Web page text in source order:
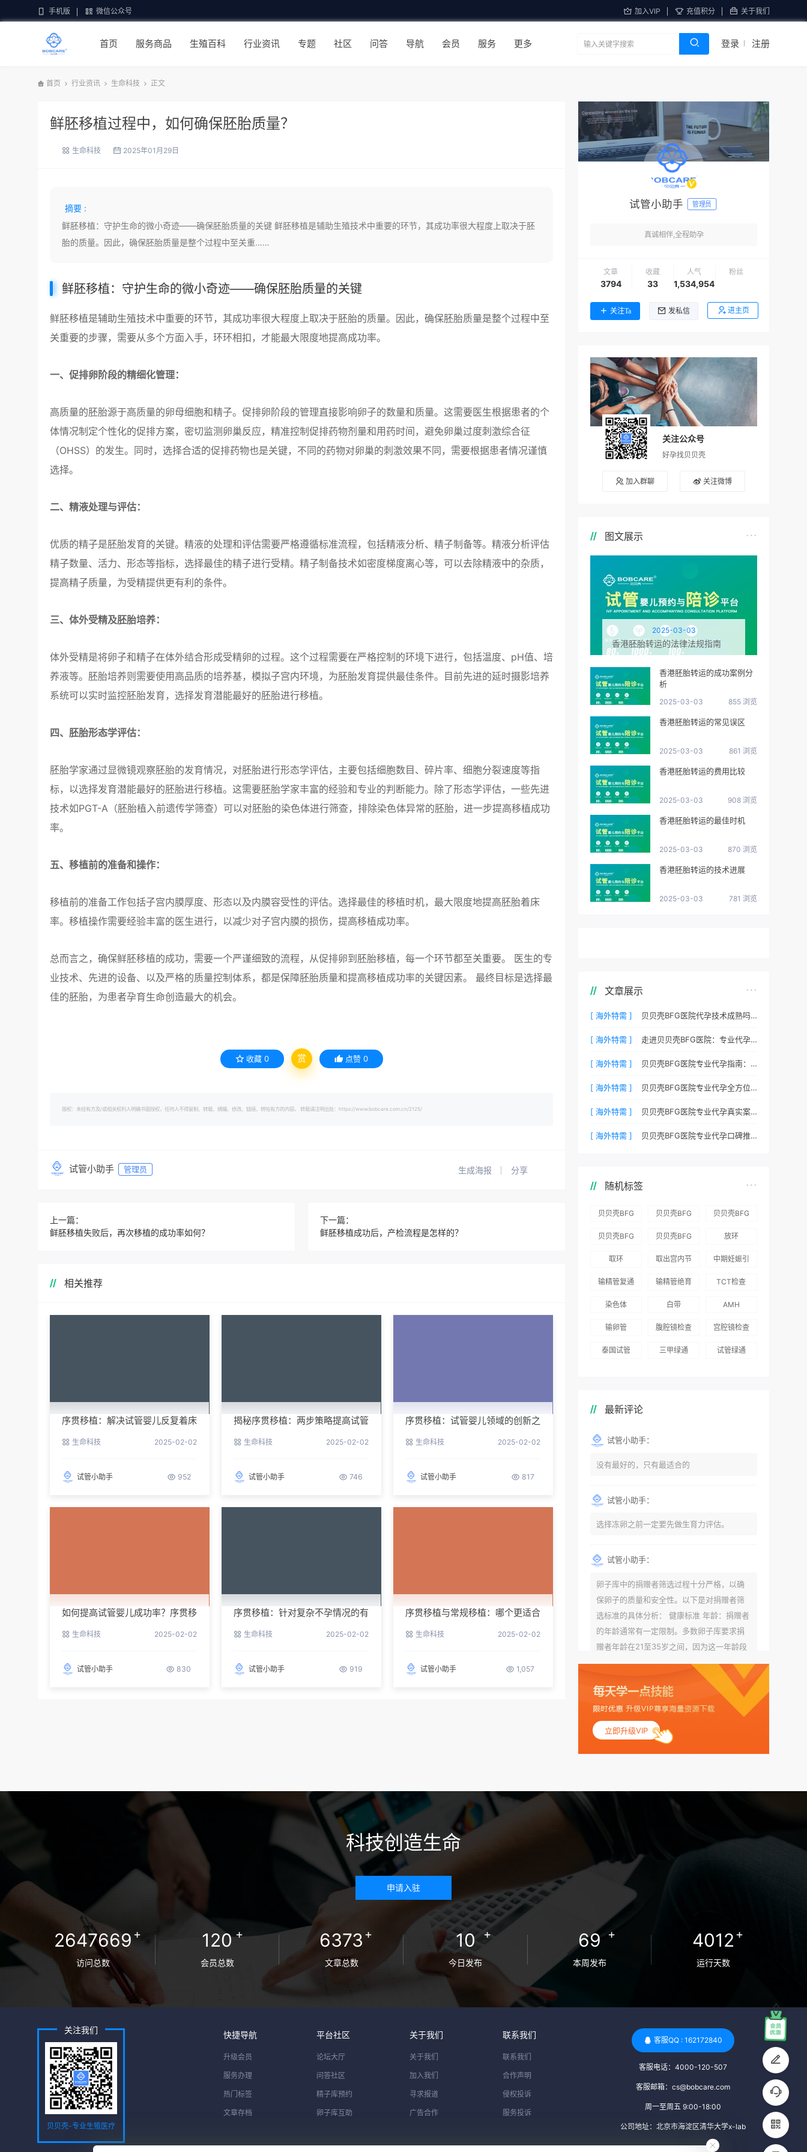
手机版 微信公众号 加入VIP 充值积分 关于我们
首页 服务商品 生殖百科 行业资讯 专题 社区 问答 导航 会员 服务 更多 登录 注册
首页 行业资讯 生命科技 正文
鲜胚移植过程中，如何确保胚胎质量？
生命科技 2025年01月29日
摘要 :
鲜胚移植：守护生命的微小奇迹——确保胚胎质量的关键 鲜胚移植是辅助生殖技术中重要的环节，其成功率很大程度上取决于胚
胎的质量。因此，确保胚胎质量是整个过程中至关重……
鲜胚移植：守护生命的微小奇迹——确保胚胎质量的关键
鲜胚移植是辅助生殖技术中重要的环节，其成功率很大程度上取决于胚胎的质量。因此，确保胚胎质量是整个过程中至
关重要的步骤，需要从多个方面入手，环环相扣，才能最大限度地提高成功率。
一、促排卵阶段的精细化管理：
高质量的胚胎源于高质量的卵母细胞和精子。促排卵阶段的管理直接影响卵子的数量和质量。这需要医生根据患者的个
体情况制定个性化的促排方案，密切监测卵巢反应，精准控制促排药物剂量和用药时间，避免卵巢过度刺激综合征
（OHSS）的发生。同时，选择合适的促排药物也是关键，不同的药物对卵巢的刺激效果不同，需要根据患者情况谨慎
选择。
二、精液处理与评估：
优质的精子是胚胎发育的关键。精液的处理和评估需要严格遵循标准流程，包括精液分析、精子制备等。精液分析评估
精子数量、活力、形态等指标，选择最佳的精子进行受精。精子制备技术如密度梯度离心等，可以去除精液中的杂质，
提高精子质量，为受精提供更有利的条件。
三、体外受精及胚胎培养：
体外受精是将卵子和精子在体外结合形成受精卵的过程。这个过程需要在严格控制的环境下进行，包括温度、pH值、培
养液等。胚胎培养则需要使用高品质的培养基，模拟子宫内环境，为胚胎发育提供最佳条件。目前先进的延时摄影培养
系统可以实时监控胚胎发育，选择发育潜能最好的胚胎进行移植。
四、胚胎形态学评估：
胚胎学家通过显微镜观察胚胎的发育情况，对胚胎进行形态学评估，主要包括细胞数目、碎片率、细胞分裂速度等指
标，以选择发育潜能最好的胚胎进行移植。这需要胚胎学家丰富的经验和专业的判断能力。除了形态学评估，一些先进
技术如PGT-A（胚胎植入前遗传学筛查）可以对胚胎的染色体进行筛查，排除染色体异常的胚胎，进一步提高移植成功
率。
五、移植前的准备和操作：
移植前的准备工作包括子宫内膜厚度、形态以及内膜容受性的评估。选择最佳的移植时机，最大限度地提高胚胎着床
率。移植操作需要经验丰富的医生进行，以减少对子宫内膜的损伤，提高移植成功率。
总而言之，确保鲜胚移植的成功，需要一个严谨细致的流程，从促排卵到胚胎移植，每一个环节都至关重要。 医生的专
业技术、先进的设备、以及严格的质量控制体系，都是保障胚胎质量和提高移植成功率的关键因素。 最终目标是选择最
佳的胚胎，为患者孕育生命创造最大的机会。
收藏 0 赏 点赞 0
版权：未经有方及/或相关权利人明确书面授权，任何人不得复制、转载、摘编、修改、链接、转帖有方的内容。 转载请注明出处：https://www.bobcare.com.cn/2125/
试管小助手 管理员 生成海报 分享
上一篇：
鲜胚移植失败后，再次移植的成功率如何？
下一篇：
鲜胚移植成功后，产检流程是怎样的？
相关推荐
序贯移植：解决试管婴儿反复着床
生命科技 2025-02-02
试管小助手 952
揭秘序贯移植：两步策略提高试管
生命科技 2025-02-02
试管小助手 746
序贯移植：试管婴儿领域的创新之
生命科技 2025-02-02
试管小助手 817
如何提高试管婴儿成功率？序贯移
生命科技 2025-02-02
试管小助手 830
序贯移植：针对复杂不孕情况的有
生命科技 2025-02-02
试管小助手 919
序贯移植与常规移植：哪个更适合
生命科技 2025-02-02
试管小助手 1,057
试管小助手 管理员
真诚相伴,全程助孕
文章
3794
收藏
33
人气
1,534,954
粉丝
关注Ta 发私信 进主页
关注公众号
好孕找贝贝壳
加入群聊 关注微博
图文展示
2025-03-03
香港胚胎转运的法律法规指南
香港胚胎转运的成功案例分
析
2025-03-03 855 浏览
香港胚胎转运的常见误区
2025-03-03 861 浏览
香港胚胎转运的费用比较
2025-03-03 908 浏览
香港胚胎转运的最佳时机
2025-03-03 870 浏览
香港胚胎转运的技术进展
2025-03-03 781 浏览
文章展示
[ 海外特需 ] 贝贝壳BFG医院代孕技术成熟吗？专业代孕团队保驾护航
[ 海外特需 ] 走进贝贝壳BFG医院：专业代孕的实验室环境与操作流程
[ 海外特需 ] 贝贝壳BFG医院专业代孕指南：如何提高代孕试管的成功率？
[ 海外特需 ] 贝贝壳BFG医院专业代孕全方位质控，科学管理生育每一步
[ 海外特需 ] 贝贝壳BFG医院专业代孕真实案例：他们是如何在这里圆梦的
[ 海外特需 ] 贝贝壳BFG医院专业代孕口碑推荐：听听老客户的真实评价
随机标签
贝贝壳BFG
坦就诊患者
贝贝壳BFG
96.3%，“医
得分最高
贝贝壳BFG
划”：抱娃
贝贝壳BFG
资源库志愿
贝贝壳BFG
海外辅助生
放环
取环
取出宫内节
中期妊娠引
输精管复通
输精管绝育
TCT检查
染色体 白带 AMH
输卵管 腹腔镜检查 宫腔镜检查
泰国试管 三甲绿通 试管绿通
最新评论
试管小助手：
没有最好的，只有最适合的
试管小助手：
选择冻卵之前一定要先做生育力评估。
试管小助手：
卵子库中的捐赠者筛选过程十分严格，以确
保卵子的质量和安全性。以下是对捐赠者筛
选标准的具体分析： 健康标准 年龄：捐赠者
的年龄通常有一定限制。多数卵子库要求捐
赠者年龄在21至35岁之间，因为这一年龄段
女性的卵子质量相对较高。不过，不同卵子
库的具体年龄要求可能有所不同。 身体质量
指数（BMI）：捐赠者的BMI通常需要在正常
范围内，以确保其身体健康状况良好。过高
的BMI可能与多种健康问题相关联，包括不孕
症和妊娠并发症。 生殖健康：捐赠者需要有
规律的月经期，无生殖障碍或异常问题。此
赠者及其家庭成员需要无严重的遗传病史、
传染病检查：捐赠者需要进行全面的传染病
检查，包括乙肝、丙肝、HIV、梅毒等。这些
检查旨在确保捐赠者未携带任何可传染给受
卵者的病原体。 药物与生活习惯：捐赠者需
要是非尼古丁使用者、非吸烟者、非吸毒
者，并且未使用可能影响卵子质量的药物，
如某些精神药物和避孕植入物。 学历与心理
标准 学历要求：部分卵子库对捐赠者的学历
为捐赠者，但这并不是绝对的筛选条件。 心
估，以确定其对捐赠过程的态度、理解可能
遇到的问题以及未来与受卵者的关系。这有
助于确保捐赠者在捐赠过程中保持积极的心
态，并理解其捐赠行为的意义。 其他标准 责
尊重预约和时间表。这有助于确保捐赠周期
的顺利进行，并保障受卵者的权益。 面试与
立即升级VIP
科技创造生命
申请入驻
2647669 +
访问总数
120+
会员总数
6373 +
文章总数
10 +
今日发布
69 +
本周发布
4012 +
运行天数
关注我们
贝贝壳-专业生殖医疗
服务
快捷导航
升级会员
服务办理
热门标签
文章存档
平台社区
论坛大厅
问答社区
精子库预约
卵子库互助
关于我们
关于我们
加入我们
寻求报道
广告合作
联系我们
联系我们
合作声明
侵权投诉
服务投诉
客服QQ : 162172840
客服电话：4000-120-507
客服邮箱：cs@bobcare.com
周一至周五 9:00-18:00
公司地址：北京市海淀区清华大学x-lab